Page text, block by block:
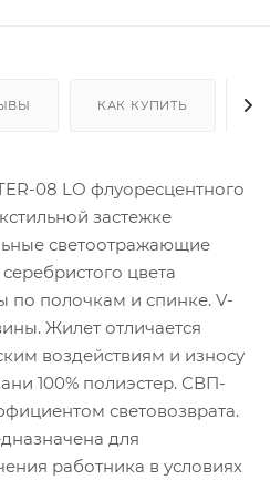
КАК КУПИТЬ
08 LО флуоресцентного
застежке
светоотражающие
цвета
по полочкам и спинке. V-
Жилет отличается
воздействиям и износу
100% полиэстер. СВП-
световозврата.
для
работника в условиях